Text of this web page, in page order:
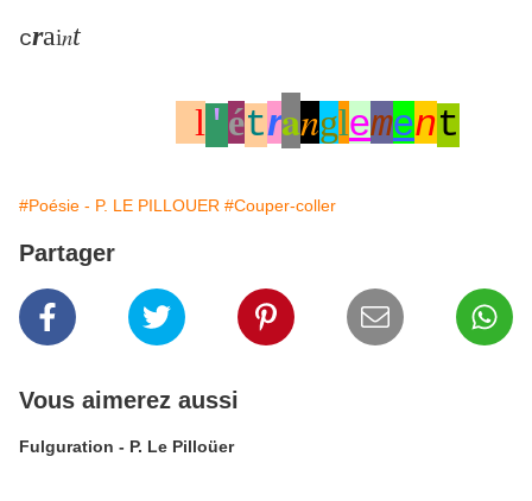
craint
l ' étranglement
#Poésie - P. LE PILLOUER #Couper-coller
Partager
Vous aimerez aussi
Fulguration - P. Le Pilloüer